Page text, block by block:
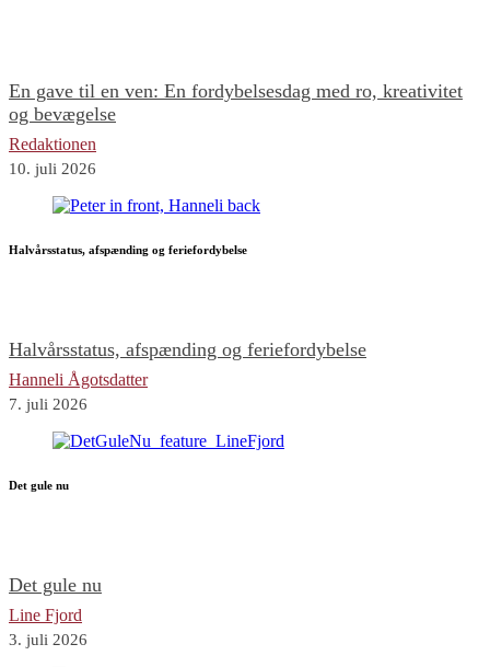
En gave til en ven: En fordybelsesdag med ro, kreativitet
og bevægelse
Redaktionen
10. juli 2026
Halvårsstatus, afspænding og feriefordybelse
Halvårsstatus, afspænding og feriefordybelse
Hanneli Ågotsdatter
7. juli 2026
Det gule nu
Det gule nu
Line Fjord
3. juli 2026